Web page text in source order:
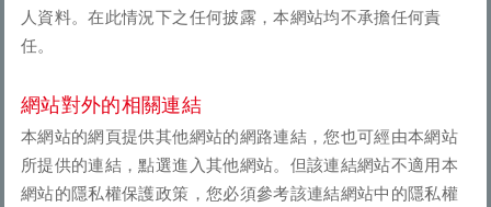
人資料。在此情況下之任何披露，本網站均不承擔任何責
任。
網站對外的相關連結
本網站的網頁提供其他網站的網路連結，您也可經由本網站
所提供的連結，點選進入其他網站。但該連結網站不適用本
網站的隱私權保護政策，您必須參考該連結網站中的隱私權